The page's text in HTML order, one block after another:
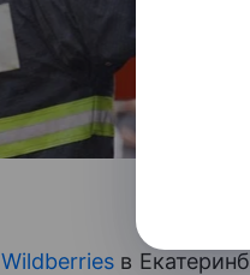
Wildberries в